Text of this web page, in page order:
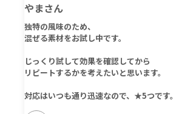
やまさん
独特の風味のため、
混ぜる素材をお試し中です。
じっくり試して効果を確認してから
リピートするかを考えたいと思います。
対応はいつも通り迅速なので、★5つです。